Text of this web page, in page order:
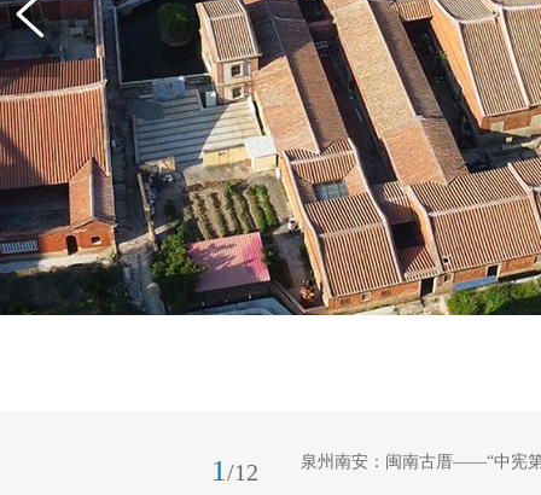
1 /12 泉州南安：闽南古厝——“中宪